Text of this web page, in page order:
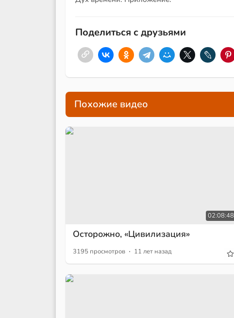
Поделиться с друзьями
Похожие видео
02:08:48
Осторожно, «Цивилизация»
3195 просмотров · 11 лет назад